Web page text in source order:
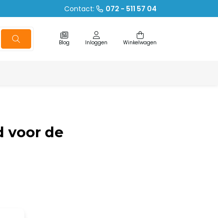
Contact: 072 - 511 57 04
Blog Inloggen Winkelwagen
voor de